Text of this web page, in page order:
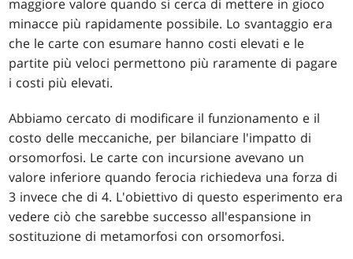
maggiore valore quando si cerca di mettere in gioco
minacce più rapidamente possibile. Lo svantaggio era
che le carte con esumare hanno costi elevati e le
partite più veloci permettono più raramente di pagare
i costi più elevati.
Abbiamo cercato di modificare il funzionamento e il
costo delle meccaniche, per bilanciare l'impatto di
orsomorfosi. Le carte con incursione avevano un
valore inferiore quando ferocia richiedeva una forza di
3 invece che di 4. L'obiettivo di questo esperimento era
vedere ciò che sarebbe successo all'espansione in
sostituzione di metamorfosi con orsomorfosi.